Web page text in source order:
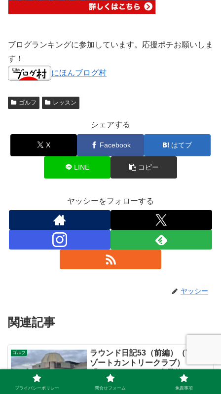
ブログランキングに参加しています。応援ポチお願いしま
す！
にほんブログ村
ゴルフ レッスン
シェアする
X Facebook はてブ
LINE コピー
ヤッシーをフォローする
ヤッシー
関連記事
ゴルフ
ラウンド日記53（前編）（富士リ
ゾートカントリークラブ）
「GOLF me!」の一人予約
こんにちは、ヤッシーです！今回も富士
リゾートカントリークラブに行ってきま
プライバシーポリシー 問合せフォーム 免責事項